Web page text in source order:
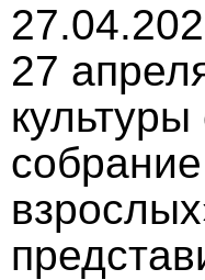
27